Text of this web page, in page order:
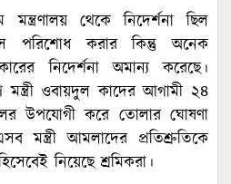
থেকে নিদের্শনা ছিল
পরিশোধ করার কিন্তু অনেক
নিদের্শনা অমান্য করেছে।
ওবায়দুল কাদের আগামী ২৪
উপযোগী করে তোলার ঘোষণা
মন্ত্রী আমলাদের প্রতিশ্রুতিকে
নিয়েছে শ্রমিকরা।